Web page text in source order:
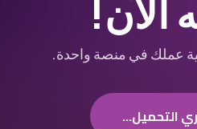
الآن!
عملك في منصة واحدة.
التحميل...